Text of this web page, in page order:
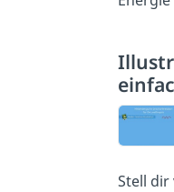
Stell dir